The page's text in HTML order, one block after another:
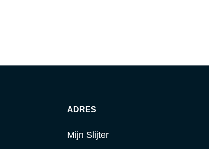
ADRES
Mijn Slijter